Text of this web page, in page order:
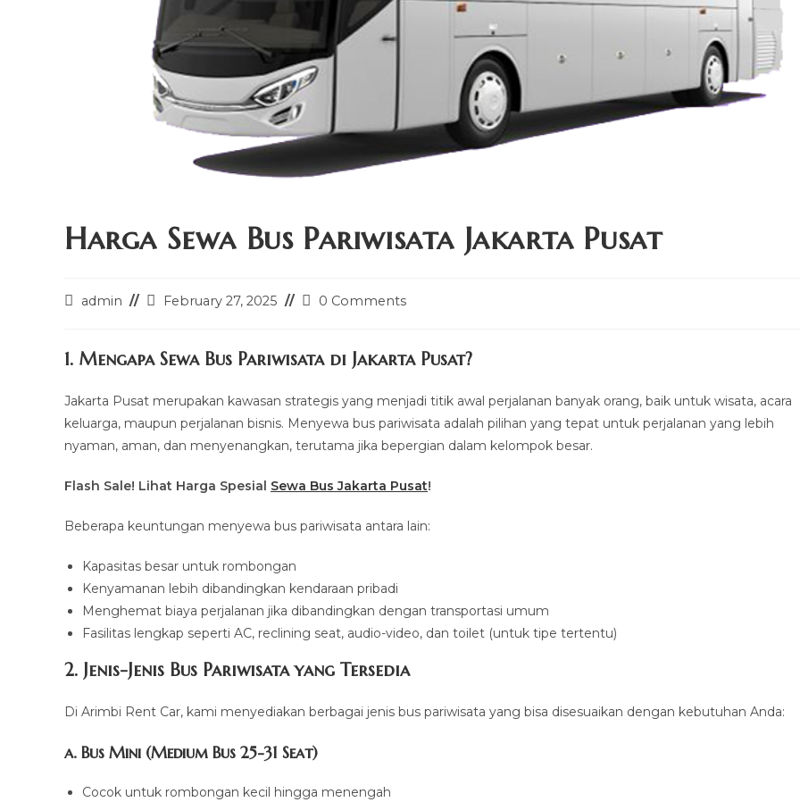
Harga Sewa Bus Pariwisata Jakarta Pusat
Postadmin
PostFebruary 27, 2025
Post0 Comments
1. Mengapa Sewa Bus Pariwisata di Jakarta Pusat?
Jakarta Pusat merupakan kawasan strategis yang menjadi titik awal perjalanan banyak orang, baik untuk wisata, acara
keluarga, maupun perjalanan bisnis. Menyewa bus pariwisata adalah pilihan yang tepat untuk perjalanan yang lebih
nyaman, aman, dan menyenangkan, terutama jika bepergian dalam kelompok besar.
Flash Sale! Lihat Harga Spesial Sewa Bus Jakarta Pusat!
Beberapa keuntungan menyewa bus pariwisata antara lain:
Kapasitas besar untuk rombongan
Kenyamanan lebih dibandingkan kendaraan pribadi
Menghemat biaya perjalanan jika dibandingkan dengan transportasi umum
Fasilitas lengkap seperti AC, reclining seat, audio-video, dan toilet (untuk tipe tertentu)
2. Jenis-Jenis Bus Pariwisata yang Tersedia
Di Arimbi Rent Car, kami menyediakan berbagai jenis bus pariwisata yang bisa disesuaikan dengan kebutuhan Anda:
a. Bus Mini (Medium Bus 25-31 Seat)
Cocok untuk rombongan kecil hingga menengah